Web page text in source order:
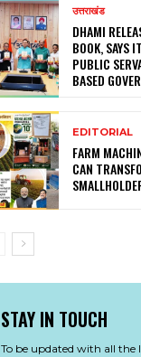
उत्तराखंड
DHAMI
BOOK, SAYS
PUBLIC
BASED
EDITORIAL
FARM
CAN
STAY IN TOUCH
To be updated with all the